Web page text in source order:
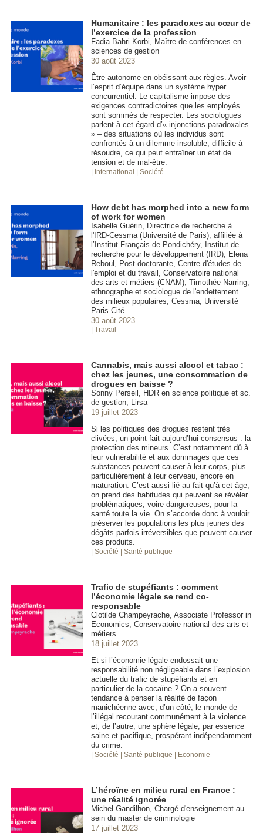
Humanitaire : les paradoxes au cœur de
l’exercice de la profession
Fadia Bahri Korbi, Maître de conférences en
sciences de gestion
30 août 2023
Être autonome en obéissant aux règles. Avoir
l’esprit d’équipe dans un système hyper
concurrentiel. Le capitalisme impose des
exigences contradictoires que les employés
sont sommés de respecter. Les sociologues
parlent à cet égard d’« injonctions paradoxales
» – des situations où les individus sont
confrontés à un dilemme insoluble, difficile à
résoudre, ce qui peut entraîner un état de
tension et de mal-être.
| International | Société
How debt has morphed into a new form
of work for women
Isabelle Guérin, Directrice de recherche à
l'IRD-Cessma (Université de Paris), affiliée à
l’Institut Français de Pondichéry, Institut de
recherche pour le développement (IRD), Elena
Reboul, Post-doctorante, Centre d'études de
l'emploi et du travail, Conservatoire national
des arts et métiers (CNAM), Timothée Narring,
ethnographe et sociologue de l'endettement
des milieux populaires, Cessma, Université
Paris Cité
30 août 2023
| Travail
Cannabis, mais aussi alcool et tabac :
chez les jeunes, une consommation de
drogues en baisse ?
Sonny Perseil, HDR en science politique et sc.
de gestion, Lirsa
19 juillet 2023
Si les politiques des drogues restent très
clivées, un point fait aujourd’hui consensus : la
protection des mineurs. C’est notamment dû à
leur vulnérabilité et aux dommages que ces
substances peuvent causer à leur corps, plus
particulièrement à leur cerveau, encore en
maturation. C’est aussi lié au fait qu’à cet âge,
on prend des habitudes qui peuvent se révéler
problématiques, voire dangereuses, pour la
santé toute la vie. On s’accorde donc à vouloir
préserver les populations les plus jeunes des
dégâts parfois irréversibles que peuvent causer
ces produits.
| Société | Santé publique
Trafic de stupéfiants : comment
l’économie légale se rend co-
responsable
Clotilde Champeyrache, Associate Professor in
Economics, Conservatoire national des arts et
métiers
18 juillet 2023
Et si l’économie légale endossait une
responsabilité non négligeable dans l’explosion
actuelle du trafic de stupéfiants et en
particulier de la cocaïne ? On a souvent
tendance à penser la réalité de façon
manichéenne avec, d’un côté, le monde de
l’illégal recourant communément à la violence
et, de l’autre, une sphère légale, par essence
saine et pacifique, prospérant indépendamment
du crime.
| Société | Santé publique | Economie
L’héroïne en milieu rural en France :
une réalité ignorée
Michel Gandilhon, Chargé d'enseignement au
sein du master de criminologie
17 juillet 2023